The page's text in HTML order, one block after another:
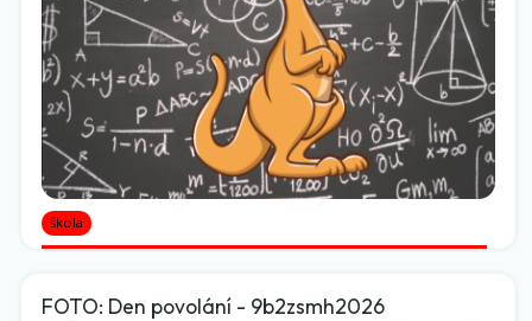
škola
FOTO: Den povolání - 9b2zsmh2026